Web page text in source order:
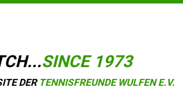
SINCE 1973
DER TENNISFREUNDE WULFEN E.V.